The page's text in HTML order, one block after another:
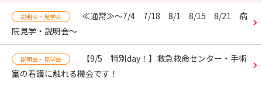
説明会・見学会
≪通常≫～7/4 7/18 8/1 8/15 8/21 病
院見学・説明会～
説明会・見学会
【9/5 特別day！】救急救命センター・手術
室の看護に触れる機会です！